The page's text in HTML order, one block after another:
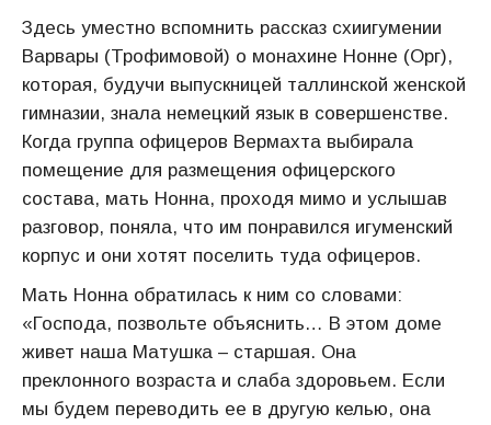
Здесь уместно вспомнить рассказ схиигумении
Варвары (Трофимовой) о монахине Нонне (Орг),
которая, будучи выпускницей таллинской женской
гимназии, знала немецкий язык в совершенстве.
Когда группа офицеров Вермахта выбирала
помещение для размещения офицерского
состава, мать Нонна, проходя мимо и услышав
разговор, поняла, что им понравился игуменский
корпус и они хотят поселить туда офицеров.
Мать Нонна обратилась к ним со словами:
«Господа, позвольте объяснить… В этом доме
живет наша Матушка – старшая. Она
преклонного возраста и слаба здоровьем. Если
мы будем переводить ее в другую келью, она